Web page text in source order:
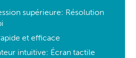
supérieure: Résolution
et efficace
intuitive: Écran tactile